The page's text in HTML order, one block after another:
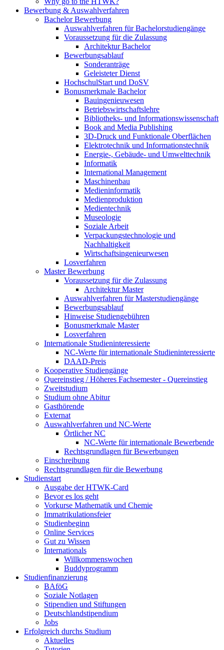
Bewerbung & Auswahlverfahren
Bachelor Bewerbung
Auswahlverfahren für Bachelorstudiengänge
Voraussetzung für die Zulassung
Architektur Bachelor
Bewerbungsablauf
Sonderanträge
Geleisteter Dienst
HochschulStart und DoSV
Bonusmerkmale Bachelor
Bauingenieuwesen
Betriebswirtschaftslehre
Bibliotheks- und Informationswissenschaft
Book and Media Publishing
3D-Druck und Funktionale Oberflächen
Elektrotechnik und Informationstechnik
Energie-, Gebäude- und Umwelttechnik
Informatik
International Management
Maschinenbau
Medieninformatik
Medienproduktion
Medientechnik
Museologie
Soziale Arbeit
Verpackungstechnologie und
Nachhaltigkeit
Wirtschaftsingenieurwesen
Losverfahren
Master Bewerbung
Voraussetzung für die Zulassung
Architektur Master
Auswahlverfahren für Masterstudiengänge
Bewerbungsablauf
Hinweise Studiengebühren
Bonusmerkmale Master
Losverfahren
Internationale Studieninteressierte
NC-Werte für internationale Studieninteressierte
DAAD-Preis
Kooperative Studiengänge
Quereinstieg / Höheres Fachsemester - Quereinstieg
Zweitstudium
Studium ohne Abitur
Gasthörende
Externat
Auswahlverfahren und NC-Werte
Örtlicher NC
NC-Werte für internationale Bewerbende
Rechtsgrundlagen für Bewerbungen
Einschreibung
Rechtsgrundlagen für die Bewerbung
Studienstart
Ausgabe der HTWK-Card
Bevor es los geht
Vorkurse Mathematik und Chemie
Immatrikulationsfeier
Studienbeginn
Online Services
Gut zu Wissen
Internationals
Willkommenswochen
Buddyprogramm
Studienfinanzierung
BAföG
Soziale Notlagen
Stipendien und Stiftungen
Deutschlandstipendium
Jobs
Erfolgreich durchs Studium
Aktuelles